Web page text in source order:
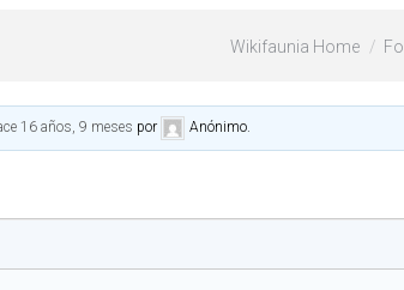
Wikifaunia Home
16 años, 9 meses por Anónimo.